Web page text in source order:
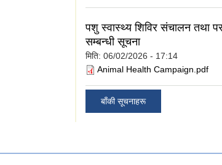
पशु स्वास्थ्य शिविर संचालन तथा
सम्बन्धी सूचना
मिति: 06/02/2026 - 17:14
Animal Health Campaign.pdf
बाँकी सूचनाहरू